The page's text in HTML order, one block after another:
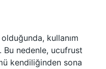
kullanım
Bu nedenle, ucufrust
kendiliğinden sona